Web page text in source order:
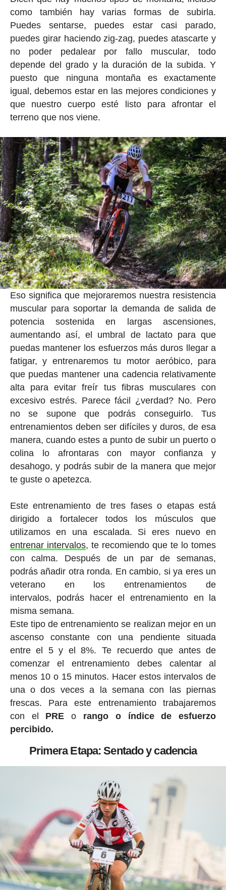
como también hay varias formas de subirla.
Puedes sentarse, puedes estar casi parado,
puedes girar haciendo zig-zag, puedes atascarte y
no poder pedalear por fallo muscular, todo
depende del grado y la duración de la subida. Y
puesto que ninguna montaña es exactamente
igual, debemos estar en las mejores condiciones y
que nuestro cuerpo esté listo para afrontar el
terreno que nos viene.
Eso significa que mejoraremos nuestra resistencia
muscular para soportar la demanda de salida de
potencia sostenida en largas ascensiones,
aumentando así, el umbral de lactato para que
puedas mantener los esfuerzos más duros llegar a
fatigar, y entrenaremos tu motor aeróbico, para
que puedas mantener una cadencia relativamente
alta para evitar freír tus fibras musculares con
excesivo estrés. Parece fácil ¿verdad? No. Pero
no se supone que podrás conseguirlo. Tus
entrenamientos deben ser difíciles y duros, de esa
manera, cuando estes a punto de subir un puerto o
colina lo afrontaras con mayor confianza y
desahogo, y podrás subir de la manera que mejor
te guste o apetezca.
Este entrenamiento de tres fases o etapas está
dirigido a fortalecer todos los músculos que
utilizamos en una escalada. Si eres nuevo en
entrenar intervalos, te recomiendo que te lo tomes
con calma. Después de un par de semanas,
podrás añadir otra ronda. En cambio, si ya eres un
veterano en los entrenamientos de
intervalos, podrás hacer el entrenamiento en la
misma semana.
Este tipo de entrenamiento se realizan mejor en un
ascenso constante con una pendiente situada
entre el 5 y el 8%. Te recuerdo que antes de
comenzar el entrenamiento debes calentar al
menos 10 o 15 minutos. Hacer estos intervalos de
una o dos veces a la semana con las piernas
frescas. Para este entrenamiento trabajaremos
con el PRE o rango o índice de esfuerzo
percibido.
Primera Etapa: Sentado y cadencia